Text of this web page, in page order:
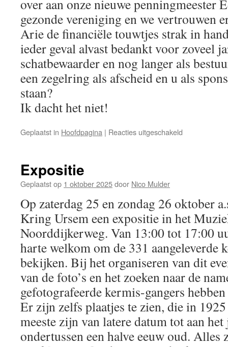
over aan onze nieuwe penningmeester
gezonde vereniging en we vertrouwen
Arie de financiële touwtjes strak in
ieder geval alvast bedankt voor zoveel
schatbewaarder en nog langer als
een zegelring als afscheid en u als
staan?
Ik dacht het niet!
Geplaatst in Hoofdpagina | Reacties uitgeschakeld
Expositie
Geplaatst op 1 oktober 2025door Nico Mulder
Op zaterdag 25 en zondag 26 oktober
Kring Ursem een expositie in het
Noorddijkerweg. Van 13:00 tot 17:00
harte welkom om de 331 aangeleverde
bekijken. Bij het organiseren van dit
van de foto’s en het zoeken naar de
gefotografeerde kermis-gangers
Er zijn zelfs plaatjes te zien, die in
meeste zijn van latere datum tot aan
ondertussen een halve eeuw oud. Alles